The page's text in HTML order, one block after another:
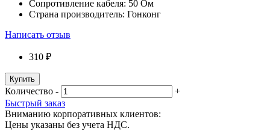
Сопротивление кабеля: 50 Ом
Страна производитель: Гонконг
Написать отзыв
310 ₽
Купить
Количество -
+
Быстрый заказ
Вниманию корпоративных клиентов:
Цены указаны без учета НДС.